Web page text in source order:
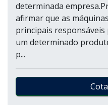
determinada
afirmar que as
principais responsáveis
um determinado
p...